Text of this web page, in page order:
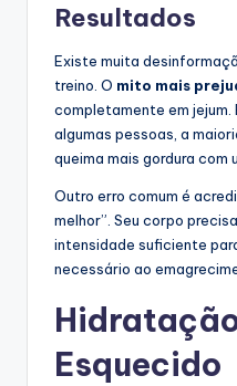
Resultados
Existe muita
treino. O mito mais
completamente em jejum.
algumas pessoas, a
queima mais gordura com
Outro erro comum é
melhor”. Seu corpo
intensidade suficiente
necessário ao
Esquecido